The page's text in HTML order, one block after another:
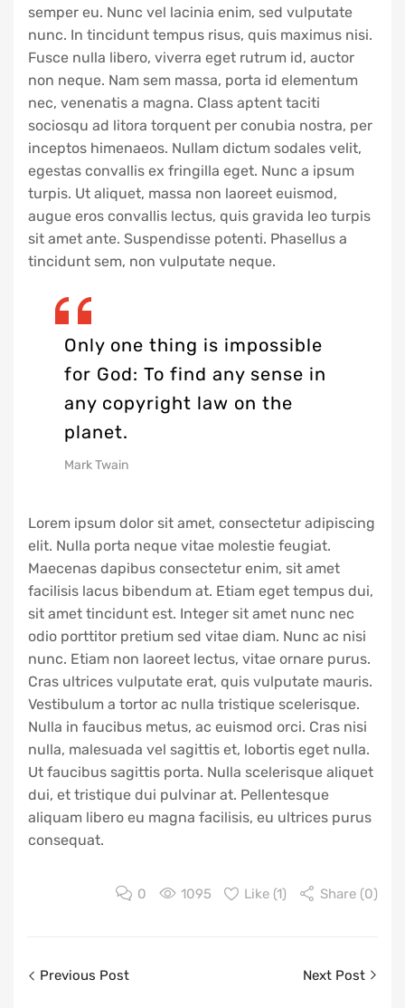
semper eu. Nunc vel lacinia enim, sed vulputate
nunc. In tincidunt tempus risus, quis maximus nisi.
Fusce nulla libero, viverra eget rutrum id, auctor
non neque. Nam sem massa, porta id elementum
nec, venenatis a magna. Class aptent taciti
sociosqu ad litora torquent per conubia nostra, per
inceptos himenaeos. Nullam dictum sodales velit,
egestas convallis ex fringilla eget. Nunc a ipsum
turpis. Ut aliquet, massa non laoreet euismod,
augue eros convallis lectus, quis gravida leo turpis
sit amet ante. Suspendisse potenti. Phasellus a
tincidunt sem, non vulputate neque.
Only one thing is impossible
for God: To find any sense in
any copyright law on the
planet.
Mark Twain
Lorem ipsum dolor sit amet, consectetur adipiscing
elit. Nulla porta neque vitae molestie feugiat.
Maecenas dapibus consectetur enim, sit amet
facilisis lacus bibendum at. Etiam eget tempus dui,
sit amet tincidunt est. Integer sit amet nunc nec
odio porttitor pretium sed vitae diam. Nunc ac nisi
nunc. Etiam non laoreet lectus, vitae ornare purus.
Cras ultrices vulputate erat, quis vulputate mauris.
Vestibulum a tortor ac nulla tristique scelerisque.
Nulla in faucibus metus, ac euismod orci. Cras nisi
nulla, malesuada vel sagittis et, lobortis eget nulla.
Ut faucibus sagittis porta. Nulla scelerisque aliquet
dui, et tristique dui pulvinar at. Pellentesque
aliquam libero eu magna facilisis, eu ultrices purus
consequat.
0 1095 Like (1) Share (0)
Previous Post Next Post